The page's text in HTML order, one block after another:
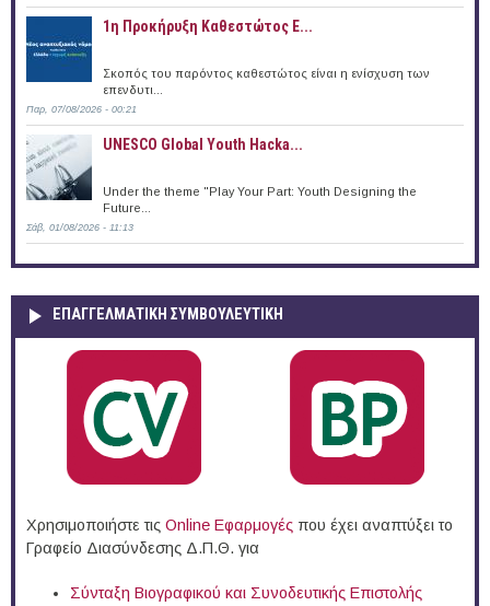
1η Προκήρυξη Καθεστώτος Ε...
Σκοπός του παρόντος καθεστώτος είναι η ενίσχυση των
επενδυτι...
Παρ, 07/08/2026 - 00:21
UNESCO Global Youth Hacka...
Under the theme "Play Your Part: Youth Designing the
Future...
Σάβ, 01/08/2026 - 11:13
ΕΠΑΓΓΕΛΜΑΤΙΚΉ ΣΥΜΒΟΥΛΕΥΤΙΚΉ
Χρησιμοποιήστε τις Online Eφαρμογές που έχει αναπτύξει το
Γραφείο Διασύνδεσης Δ.Π.Θ. για
Σύνταξη Βιογραφικού και Συνοδευτικής Επιστολής